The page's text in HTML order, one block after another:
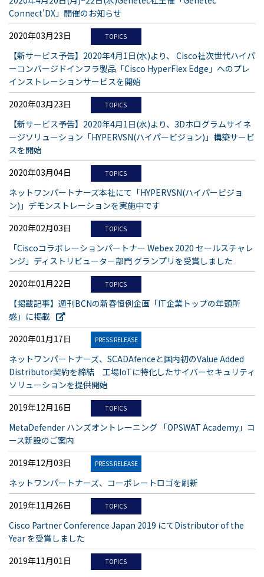
Connect'DX」開催のお知らせ
2020年03月23日
TOPICS
【新サービス予告】2020年4月1日(水)より、 Cisco社次世代ハイパ
ーコンバージドインフラ製品「Cisco HyperFlex Edge」へのプレ
インストレーションサービスを開始
2020年03月23日
TOPICS
【新サービス予告】2020年4月1日(水)より、3Dホログラムサイネ
ージソリューション「HYPERVSN(ハイパービジョン)」構築サービ
スを開始
2020年03月04日
TOPICS
ネットワンパートナーズ本社にて「HYPERVSN(ハイパービジョ
ン)」デモンストレーションを実施中です
2020年02月03日
TOPICS
「Ciscoコラボレーションパートナー Webex 2020 セールスチャレ
ンジ」ディストリビューター部門 グランプリを受賞しました
2020年01月22日
TOPICS
【掲載記事】週刊BCNの新春恒例企画「IT企業トップの年頭所
感」に掲載
2020年01月17日
PRESS RELEASE
ネットワンパートナーズ、SCADAfenceと国内初のValue Added
Distributor契約を締結 工場IoTに特化したサイバーセキュリティ
ソリューションを提供開始
2019年12月16日
TOPICS
MetaDefender ハンズオントレーニング 「OPSWAT Academy」コ
ース新設のご案内
2019年12月03日
PRESS RELEASE
ネットワンパートナーズ、コーポレートロゴを刷新
2019年11月26日
TOPICS
Cisco Partner Conference Japan 2019 にてDistributor of the
Year を受賞しました
2019年11月01日
TOPICS